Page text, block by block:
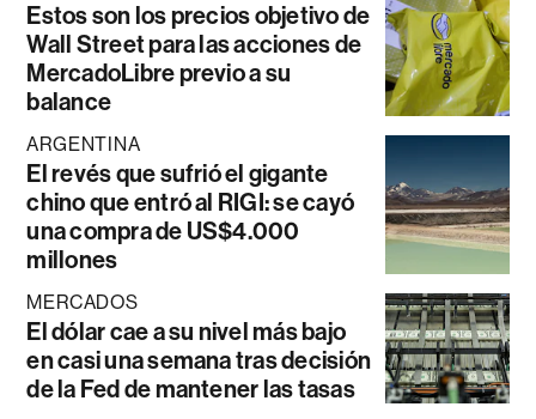
Estos son los precios objetivo de
Wall Street para las acciones de
MercadoLibre previo a su
balance
ARGENTINA
El revés que sufrió el gigante
chino que entró al RIGI: se cayó
una compra de US$4.000
millones
MERCADOS
El dólar cae a su nivel más bajo
en casi una semana tras decisión
de la Fed de mantener las tasas